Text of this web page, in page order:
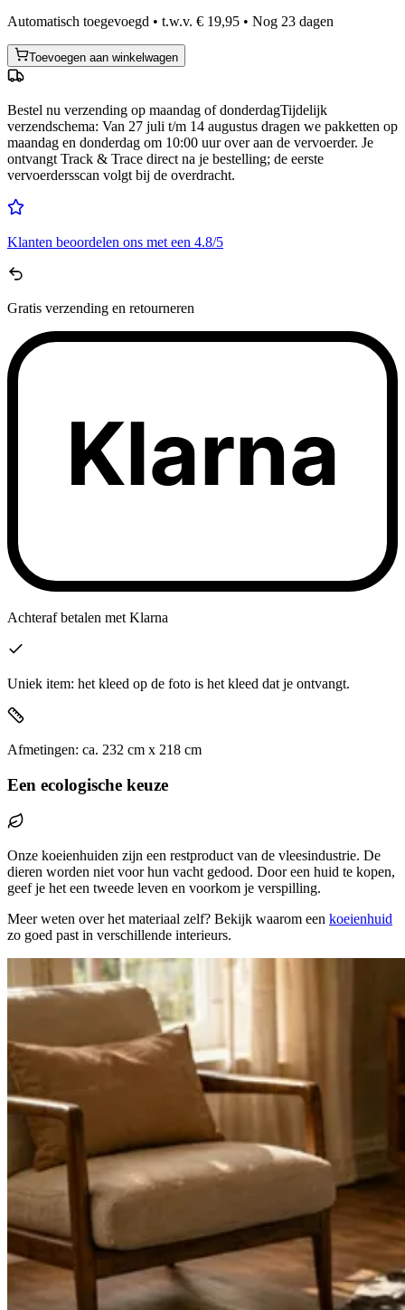
Automatisch toegevoegd • t.w.v. € 19,95 • Nog 23 dagen
Toevoegen aan winkelwagen
Bestel nu verzending op maandag of donderdagTijdelijk
verzendschema: Van 27 juli t/m 14 augustus dragen we pakketten op
maandag en donderdag om 10:00 uur over aan de vervoerder. Je
ontvangt Track & Trace direct na je bestelling; de eerste
vervoerdersscan volgt bij de overdracht.
Klanten beoordelen ons met een 4.8/5
Gratis verzending en retourneren
Klarna
Achteraf betalen met Klarna
Uniek item: het kleed op de foto is het kleed dat je ontvangt.
Afmetingen: ca. 232 cm x 218 cm
Een ecologische keuze
Onze koeienhuiden zijn een restproduct van de vleesindustrie. De
dieren worden niet voor hun vacht gedood. Door een huid te kopen,
geef je het een tweede leven en voorkom je verspilling.
Meer weten over het materiaal zelf? Bekijk waarom een koeienhuid
zo goed past in verschillende interieurs.